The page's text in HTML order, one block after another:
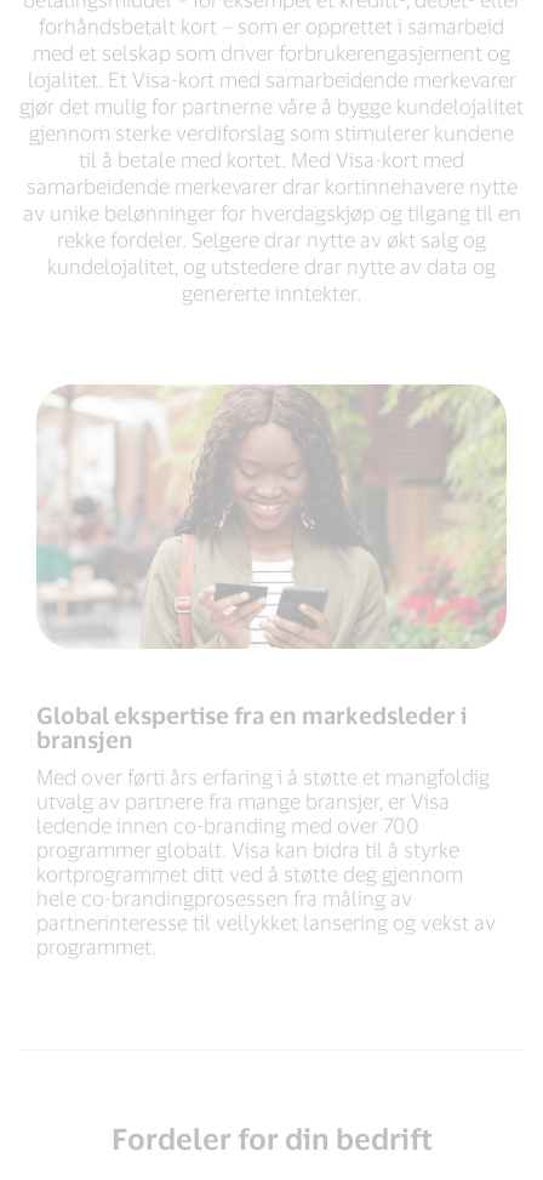
forhåndsbetalt kort – som er opprettet i samarbeid
med et selskap som driver forbrukerengasjement og
lojalitet. Et Visa-kort med samarbeidende merkevarer
gjør det mulig for partnerne våre å bygge kundelojalitet
gjennom sterke verdiforslag som stimulerer kundene
til å betale med kortet. Med Visa-kort med
samarbeidende merkevarer drar kortinnehavere nytte
av unike belønninger for hverdagskjøp og tilgang til en
rekke fordeler. Selgere drar nytte av økt salg og
kundelojalitet, og utstedere drar nytte av data og
genererte inntekter.
Global ekspertise fra en markedsleder i
bransjen
Med over førti års erfaring i å støtte et mangfoldig
utvalg av partnere fra mange bransjer, er Visa
ledende innen co-branding med over 700
programmer globalt. Visa kan bidra til å styrke
kortprogrammet ditt ved å støtte deg gjennom
hele co-brandingprosessen fra måling av
partnerinteresse til vellykket lansering og vekst av
programmet.
Fordeler for din bedrift